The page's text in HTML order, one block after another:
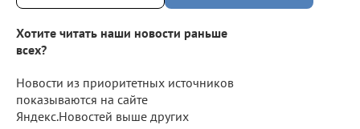
Хотите читать наши новости раньше
всех?
Новости из приоритетных источников
показываются на сайте
Яндекс.Новостей выше других